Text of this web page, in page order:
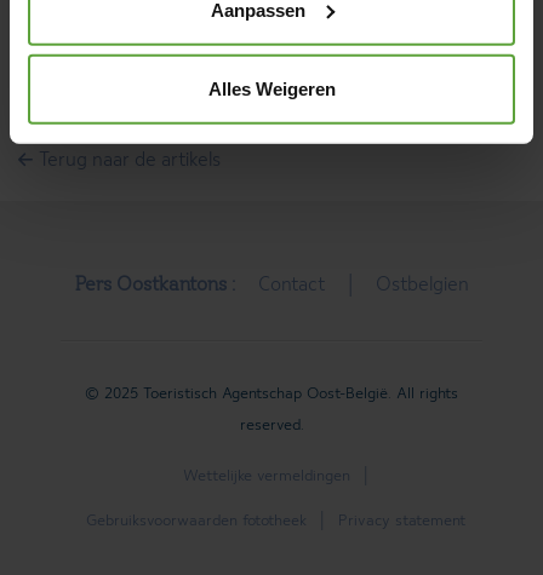
Aanpassen
Alles Weigeren
Stel een artikel over de Oostkantons voor!
Terug naar de artikels
Pers Oostkantons : Contact Ostbelgien
© 2025 Toeristisch Agentschap Oost-België. All rights
reserved.
Wettelijke vermeldingen
Gebruiksvoorwaarden fototheek Privacy statement